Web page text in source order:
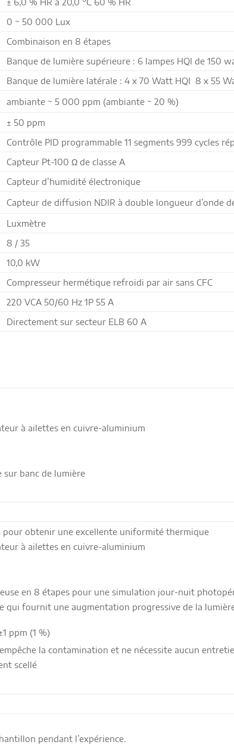
0 ~ 50 000 Lux
Combinaison en 8 étapes
Banque de lumière supérieure : 6 lampes HQI de 150
Banque de lumière latérale : 4 x 70 Watt HQI 8 x 55
ambiante ~ 5 000 ppm (ambiante ~ 20 %)
± 50 ppm
Contrôle PID programmable 11 segments 999 cycles
Capteur Pt-100 Ω de classe A
Capteur d’humidité électronique
Capteur de diffusion NDIR à double longueur d’onde
Luxmètre
8 / 35
10,0 kW
Compresseur hermétique refroidi par air sans CFC
220 VCA 50/60 Hz 1P 55 A
Directement sur secteur ELB 60 A
à ailettes en cuivre-aluminium
sur banc de lumière
obtenir une excellente uniformité thermique
à ailettes en cuivre-aluminium
en 8 étapes pour une simulation jour-nuit
qui fournit une augmentation progressive de la
ppm (1 %)
la contamination et ne nécessite aucun
scellé
pendant l’expérience.